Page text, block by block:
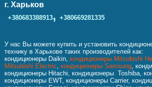
г. Харьков
+380683388913, +380669281335
У нас Вы можете купить и установить
технику в Харькове таких производителей как:
кондиционеры Daikin, кондиционеры Mitsubishi
Mitsubishi Electric, кондиционеры Samsung,
кондиционеры Hitachi, кондиционеры Toshiba,
кондиционеры EWT, кондиционеры Carrier,